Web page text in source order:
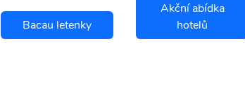
Bacau letenky
Akční abídka
hotelů